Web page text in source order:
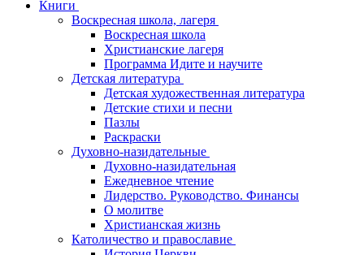
Книги
Воскресная школа, лагеря
Воскресная школа
Христианские лагеря
Программа Идите и научите
Детская литература
Детская художественная литература
Детские стихи и песни
Пазлы
Раскраски
Духовно-назидательные
Духовно-назидательная
Ежедневное чтение
Лидерство. Руководство. Финансы
О молитве
Христианская жизнь
Католичество и православие